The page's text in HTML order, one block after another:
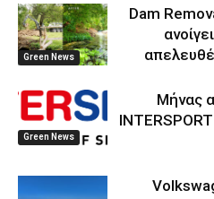
Green News
Dam
Green News
Μήνας